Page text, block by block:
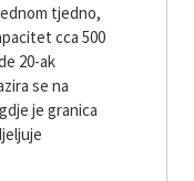
tjedno,
cca 500
20-ak
se na
je granica